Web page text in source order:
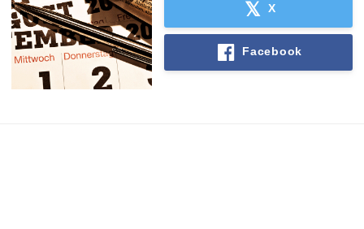
X
Facebook